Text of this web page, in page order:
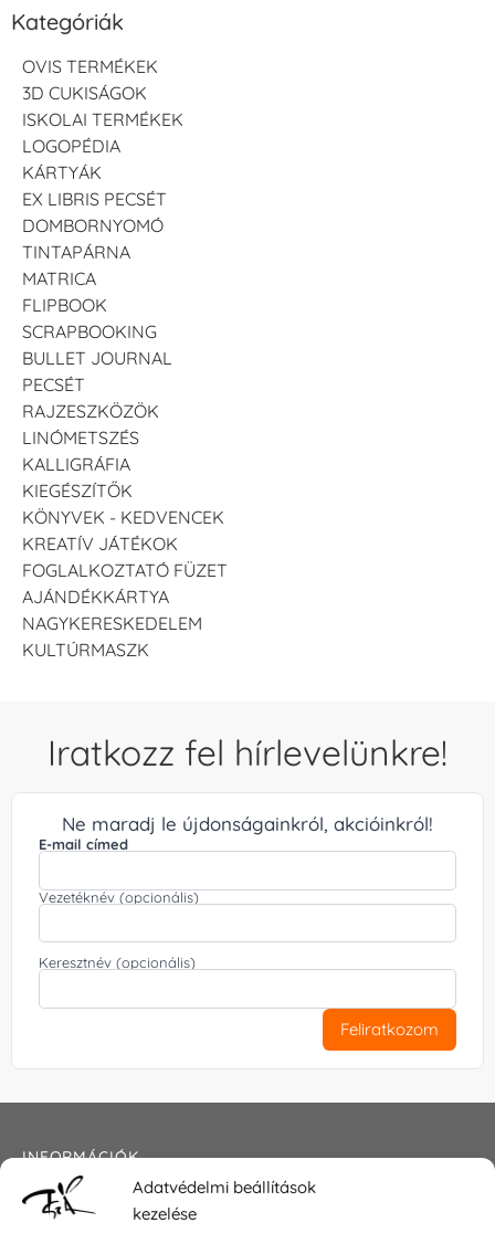
Adatvédelmi beállítások
kezelése
Kategóriák
OVIS TERMÉKEK
3D CUKISÁGOK
ISKOLAI TERMÉKEK
LOGOPÉDIA
KÁRTYÁK
EX LIBRIS PECSÉT
DOMBORNYOMÓ
TINTAPÁRNA
MATRICA
FLIPBOOK
SCRAPBOOKING
BULLET JOURNAL
PECSÉT
RAJZESZKÖZÖK
LINÓMETSZÉS
KALLIGRÁFIA
KIEGÉSZÍTŐK
KÖNYVEK - KEDVENCEK
KREATÍV JÁTÉKOK
FOGLALKOZTATÓ FÜZET
AJÁNDÉKKÁRTYA
NAGYKERESKEDELEM
KULTÚRMASZK
Iratkozz fel hírlevelünkre!
Ne maradj le újdonságainkról, akcióinkról!
E-mail címed
Vezetéknév (opcionális)
Keresztnév (opcionális)
Feliratkozom
INFORMÁCIÓK
Általános szerződési feltételek